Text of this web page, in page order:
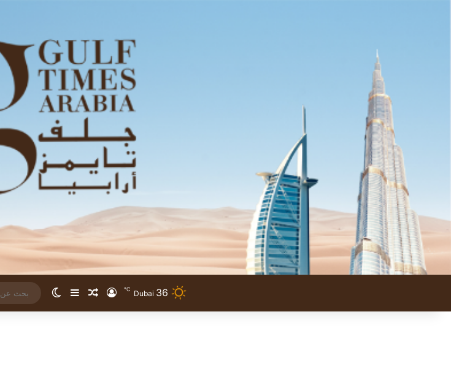
Dubai 36
℃ تسجيل الدخول
مقال عشوائي
إضافة عمود جانبي
الوضع المظلم